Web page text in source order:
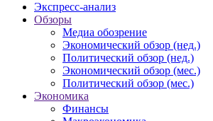
Экспресс-анализ
Обзоры
Медиа обозрение
Экономический обзор (нед.)
Политический обзор (нед.)
Экономический обзор (мес.)
Политический обзор (мес.)
Экономика
Финансы